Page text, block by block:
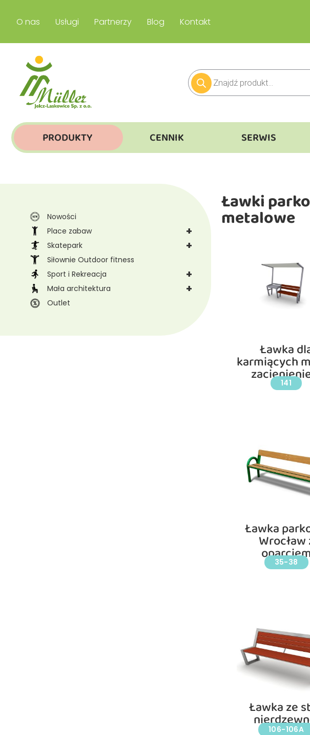
O nas Usługi Partnerzy Blog Kontakt
PRODUKTY CENNIK SERWIS
Nowości
+
Place zabaw
+
Skatepark
Siłownie Outdoor fitness
+
Sport i Rekreacja
+
Mała architektura
Outlet
Ławki
metalowe
Ławka
karmiących
141
Ławka
Wrocław
35-38
Ławka ze
106-106A